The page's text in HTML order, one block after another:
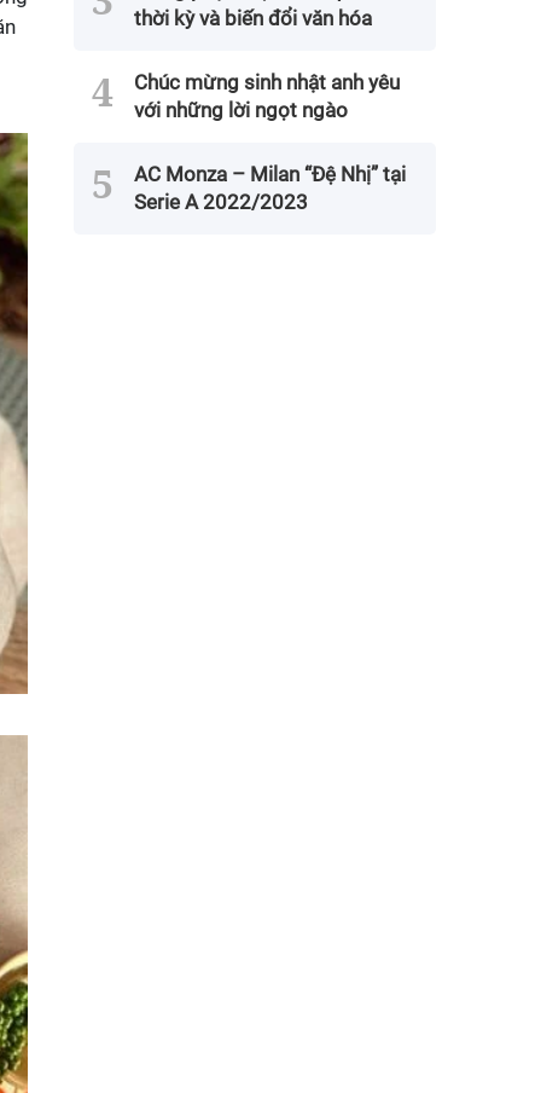
thời kỳ và biến đổi văn hóa
Chúc mừng sinh nhật anh yêu
với những lời ngọt ngào
AC Monza – Milan “Đệ Nhị” tại
Serie A 2022/2023